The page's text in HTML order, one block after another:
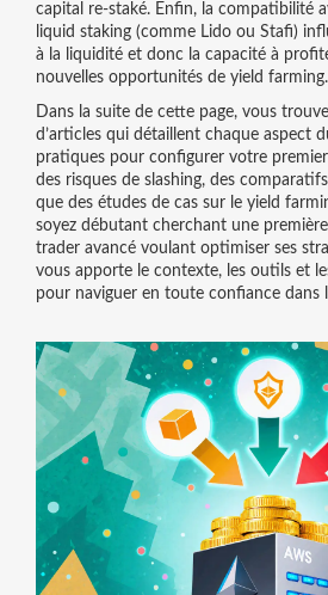
capital re‑staké. Enfin, la compatibilité
liquid staking (comme Lido ou Stafi)
à la liquidité et donc la capacité à
nouvelles opportunités de yield farming.
Dans la suite de cette page, vous
d’articles qui détaillent chaque aspect
pratiques pour configurer votre premier
des risques de slashing, des
que des études de cas sur le yield
soyez débutant cherchant une
trader avancé voulant optimiser ses
vous apporte le contexte, les outils et
pour naviguer en toute confiance dans